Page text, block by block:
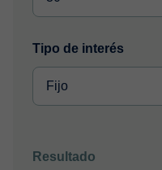
Tipo de interés
Resultado